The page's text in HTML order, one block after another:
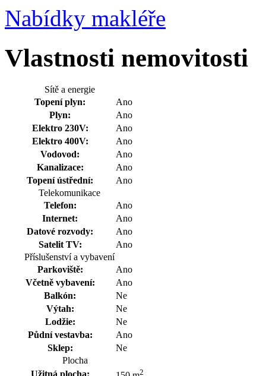
Nabídky makléře
Vlastnosti nemovitosti
Sítě a energie
Topení plyn:
Ano
Plyn:
Ano
Elektro 230V:
Ano
Elektro 400V:
Ano
Vodovod:
Ano
Kanalizace:
Ano
Topení ústřední:
Ano
Telekomunikace
Telefon:
Ano
Internet:
Ano
Datové rozvody:
Ano
Satelit TV:
Ano
Příslušenství a vybavení
Parkoviště:
Ano
Včetně vybavení:
Ano
Balkón:
Ne
Výtah:
Ne
Lodžie:
Ne
Půdní vestavba:
Ano
Sklep:
Ne
Plocha
Užitná plocha:
2